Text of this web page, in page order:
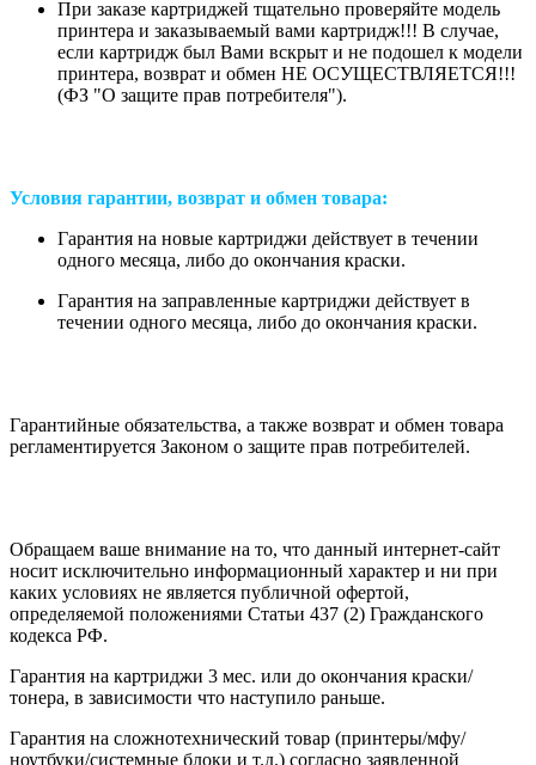
При заказе картриджей тщательно проверяйте модель
принтера и заказываемый вами картридж!!! В случае,
если картридж был Вами вскрыт и не подошел к модели
принтера, возврат и обмен НЕ ОСУЩЕСТВЛЯЕТСЯ!!!
(ФЗ "О защите прав потребителя").
Условия гарантии, возврат и обмен товара:
Гарантия на новые картриджи действует в течении
одного месяца, либо до окончания краски.
Гарантия на заправленные картриджи действует в
течении одного месяца, либо до окончания краски.
Гарантийные обязательства, а также возврат и обмен товара
регламентируется Законом о защите прав потребителей.
Обращаем ваше внимание на то, что данный интернет-сайт
носит исключительно информационный характер и ни при
каких условиях не является публичной офертой,
определяемой положениями Статьи 437 (2) Гражданского
кодекса РФ.
Гарантия на картриджи 3 мес. или до окончания краски/
тонера, в зависимости что наступило раньше.
Гарантия на сложнотехнический товар (принтеры/мфу/
ноутбуки/системные блоки и т.д.) согласно заявленной